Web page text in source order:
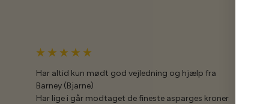
Har altid kun mødt god vejledning og hjælp fra
Barney (Bjarne)
Har lige i går modtaget de fineste asparges kroner